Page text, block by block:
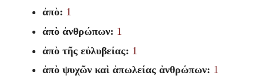
ἀπὸ: 1
ἀπὸ ἀνθρώπων: 1
ἀπὸ τῆς εὐλυβείας: 1
ἀπὸ ψυχῶν καὶ ἀπωλείας ἀνθρώπων: 1